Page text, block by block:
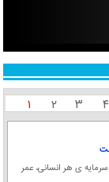
ی هر انسانی، عمر
۱ ۲ ۳ ۴